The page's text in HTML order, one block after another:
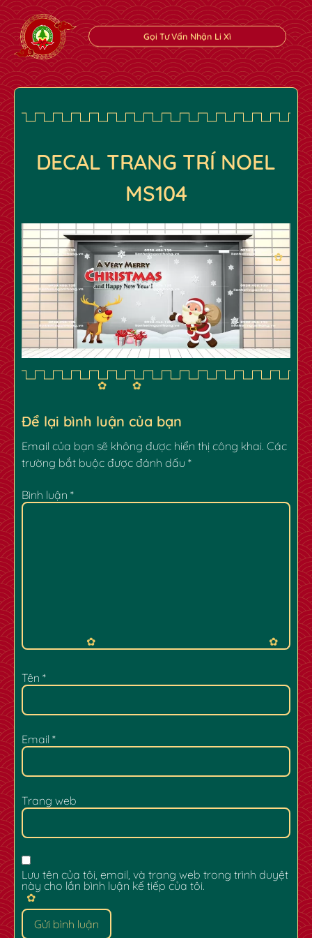
Gọi Tư Vấn Nhận Li Xì
DECAL TRANG TRÍ NOEL
MS104
Để lại bình luận của bạn
Email của bạn sẽ không được hiển thị công khai. Các
trường bắt buộc được đánh dấu *
Bình luận *
Tên *
Email *
Trang web
Lưu tên của tôi, email, và trang web trong trình duyệt
này cho lần bình luận kế tiếp của tôi.
✿
✿
✿